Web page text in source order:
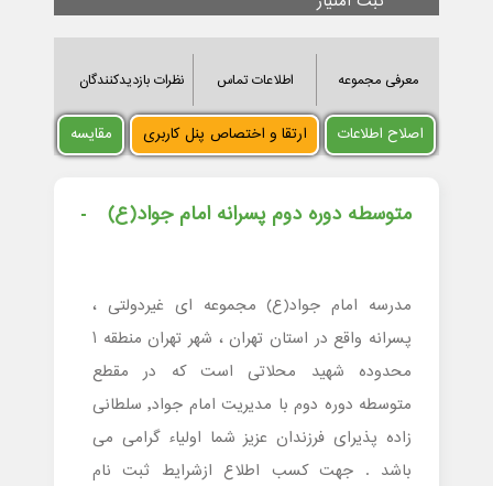
معرفی مجموعه اطلاعات تماس نظرات بازدیدکنندگان
اصلاح اطلاعات ارتقا و اختصاص پنل کاربری مقایسه
متوسطه دوره دوم پسرانه امام جواد(ع)
مدرسه امام جواد(ع) مجموعه ای غیردولتی ،
پسرانه واقع در استان تهران ، شهر تهران منطقه 1
محدوده شهید محلاتی است که در مقطع
متوسطه دوره دوم با مدیریت امام جواد, سلطانی
زاده پذیرای فرزندان عزیز شما اولیاء گرامی می
باشد . جهت کسب اطلاع ازشرایط ثبت نام